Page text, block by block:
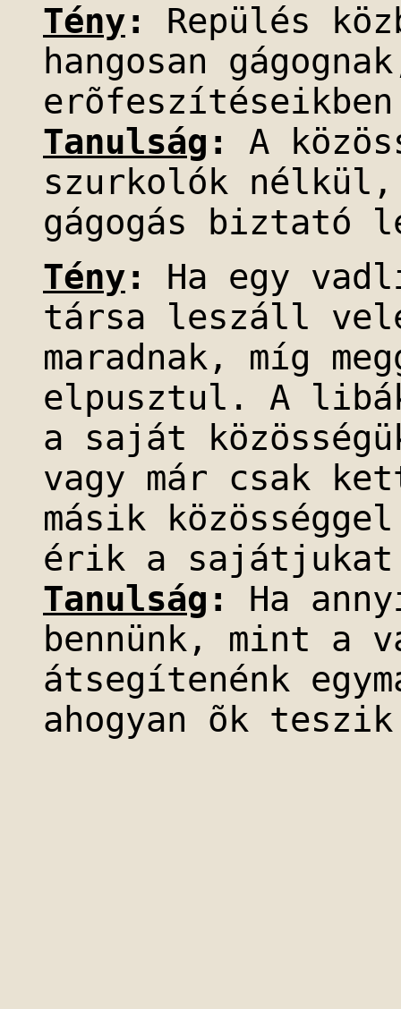
Tény:
Repülés
hangosan
Tanulság :
A
szurkolók
gágogás biztató
Tény:
Ha egy
társa leszáll
maradnak, míg
elpusztul. A
a saját
vagy már csak
másik
érik a
Tanulság :
Ha
bennünk, mint a
átsegítenénk
ahogyan õk